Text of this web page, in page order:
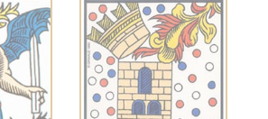
Représente la
destruction des
anciennes
structures, les
révélations
soudaines et la